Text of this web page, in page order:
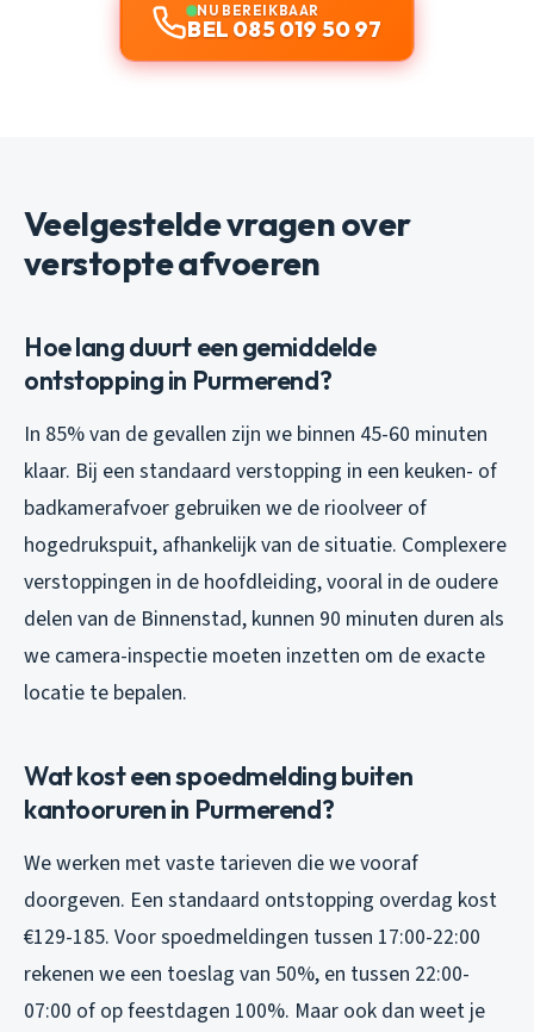
NU BEREIKBAAR
BEL 085 019 50 97
Veelgestelde vragen over
verstopte afvoeren
Hoe lang duurt een gemiddelde
ontstopping in Purmerend?
In 85% van de gevallen zijn we binnen 45-60 minuten
klaar. Bij een standaard verstopping in een keuken- of
badkamerafvoer gebruiken we de rioolveer of
hogedrukspuit, afhankelijk van de situatie. Complexere
verstoppingen in de hoofdleiding, vooral in de oudere
delen van de Binnenstad, kunnen 90 minuten duren als
we camera-inspectie moeten inzetten om de exacte
locatie te bepalen.
Wat kost een spoedmelding buiten
kantooruren in Purmerend?
We werken met vaste tarieven die we vooraf
doorgeven. Een standaard ontstopping overdag kost
€129-185. Voor spoedmeldingen tussen 17:00-22:00
rekenen we een toeslag van 50%, en tussen 22:00-
07:00 of op feestdagen 100%. Maar ook dan weet je